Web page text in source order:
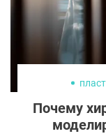
Почему